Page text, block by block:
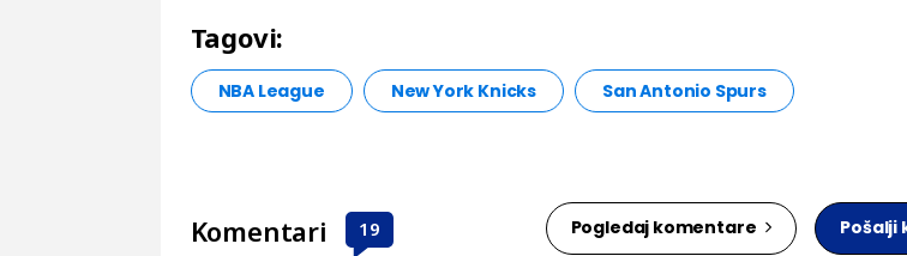
Tagovi:
NBA League New York Knicks San Antonio Spurs
Komentari 19 Pogledaj komentare Pošalji